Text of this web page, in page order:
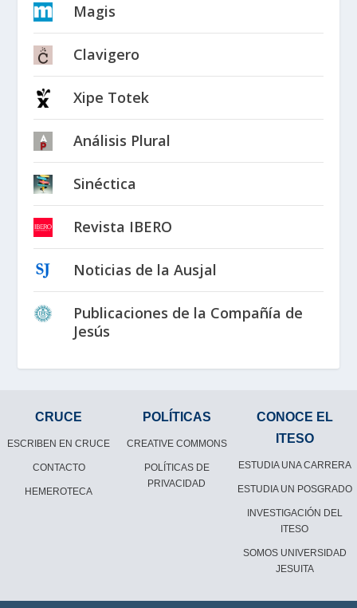
Magis
Clavigero
Xipe Totek
Análisis Plural
Sinéctica
Revista IBERO
Noticias de la Ausjal
Publicaciones de la Compañía de
Jesús
CRUCE
ESCRIBEN EN CRUCE
CONTACTO
HEMEROTECA
POLÍTICAS
CREATIVE COMMONS
POLÍTICAS DE
PRIVACIDAD
CONOCE EL
ITESO
ESTUDIA UNA CARRERA
ESTUDIA UN POSGRADO
INVESTIGACIÓN DEL
ITESO
SOMOS UNIVERSIDAD
JESUITA